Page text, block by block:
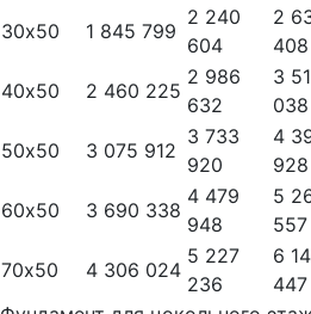
30х50
1 845 799
2 240
604
2
408
40х50
2 460 225
2 986
632
3
038
50х50
3 075 912
3 733
920
4
928
60х50
3 690 338
4 479
948
5
557
70х50
4 306 024
5 227
236
6
447